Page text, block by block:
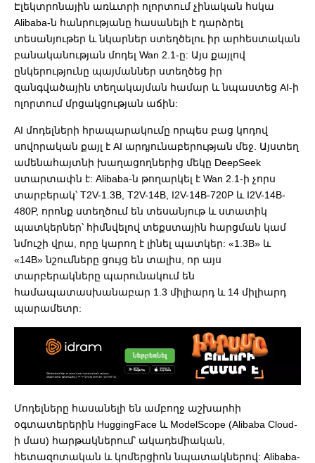
Էլեկտրոնային առևտրի ոլորտում չինական հսկա
Alibaba-ն հանրությանը հասանելի է դարձրել
տեսանյութեր և նկարներ ստեղծելու իր արհեստական
​​բանականության մոդել Wan 2.1-ը: Այս քայլով
ընկերությունը պայմաններ ստեղծեց իր
զանգվածային տեղակայման համար և նպաստեց AI-ի
ոլորտում մրցակցության աճին:
AI մոդելների հրապարակումը որպես բաց կոդով
սովորական քայլ է AI արդյունաբերության մեջ. Այստեղ
ամենահայտնի խաղացողներից մեկը DeepSeek
ստարտափն է: Alibaba-ն թողարկել է Wan 2.1-ի չորս
տարբերակ՝ T2V-1.3B, T2V-14B, I2V-14B-720P և I2V-14B-
480P, որոնք ստեղծում են տեսանյութ և ստատիկ
պատկերներ՝ հիմնվելով տեքստային հարցման կամ
նմուշի վրա, որը կարող է լինել պատկեր: «1.3B» և
«14B» նշումները ցույց են տալիս, որ այս
տարբերակները պարունակում են
համապատասխանաբար 1.3 միլիարդ և 14 միլիարդ
պարամետր:
Մոդելները հասանելի են ամբողջ աշխարհի
օգտատերերին HuggingFace և ModelScope (Alibaba Cloud-
ի մաս) հարթակներում՝ ակադեմիական,
հետազոտական ​​և կոմերցիոն նպատակներով: Alibaba-